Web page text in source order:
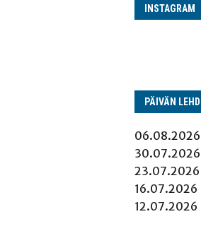
INS­TA­GRAM
PÄI­VÄN
06.08.2026
30.07.2026
23.07.2026
16.07.2026
12.07.2026